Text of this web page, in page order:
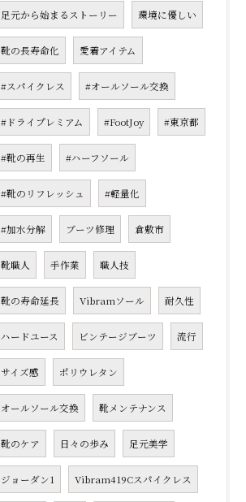
足元から始まるストーリー 環境に優しい
靴の長寿命化 愛着アイテム
#スパイクレス #オールソール交換
#ドライプレミアム #FootJoy #東京都
#靴の再生 #ハーフソール
#靴のリフレッシュ #軽量化
#加水分解 ブーツ修理 倉敷市
靴職人 手作業 職人技
靴の寿命延長 Vibramソール 耐久性
ハードユース ビンテージブーツ 流行
サイズ感 ポリウレタン
オールソール交換 靴メンテナンス
靴のケア 日々の歩み 足元美学
ジョーダン1 Vibram419Cスパイクレス